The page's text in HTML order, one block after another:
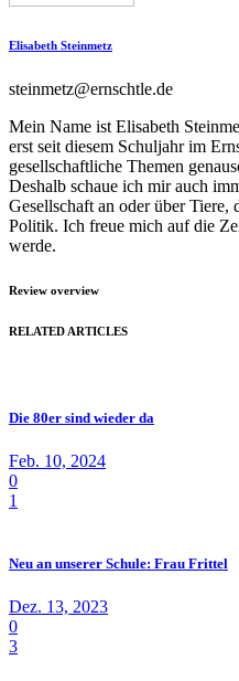
Elisabeth Steinmetz
steinmetz@ernschtle.de
Mein Name ist Elisabeth
erst seit diesem Schuljahr im
gesellschaftliche Themen
Deshalb schaue ich mir auch
Gesellschaft an oder über Tiere,
Politik. Ich freue mich auf die
werde.
Review overview
RELATED ARTICLES
Die 80er sind wieder da
Feb. 10, 2024
0
1
Neu an unserer Schule: Frau Frittel
Dez. 13, 2023
0
3